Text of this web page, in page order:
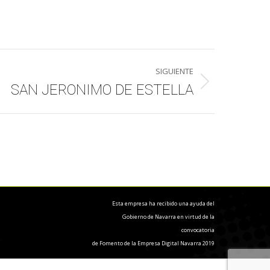
SIGUIENTE
SAN JERONIMO DE ESTELLA
Esta empresa ha recibido una ayuda del
Gobierno de Navarra en virtud de la
convocatoria
de Fomento de la Empresa Digital Navarra 2019